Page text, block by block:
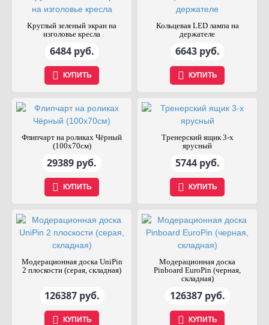
Круглый зеленый экран на
изголовье кресла
6484 руб.
КУПИТЬ
Кольцевая LED лампа на
держателе
6643 руб.
КУПИТЬ
Флипчарт на роликах Чёрный
(100x70см)
29389 руб.
КУПИТЬ
Тренерский ящик 3-х
ярусный
5744 руб.
КУПИТЬ
Модерационная доска UniPin
2 плоскости (серая, складная)
126387 руб.
КУПИТЬ
Модерационная доска
Pinboard EuroPin (черная,
складная)
126387 руб.
КУПИТЬ